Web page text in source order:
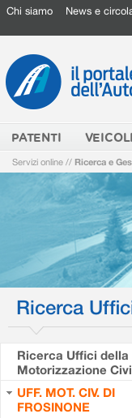
Chi siamo News e
PATENTI VEICOLI
Servizi online // Ricerca e
Ricerca
Ricerca Uffici della
Motorizzazione
UFF. MOT. CIV. DI
FROSINONE